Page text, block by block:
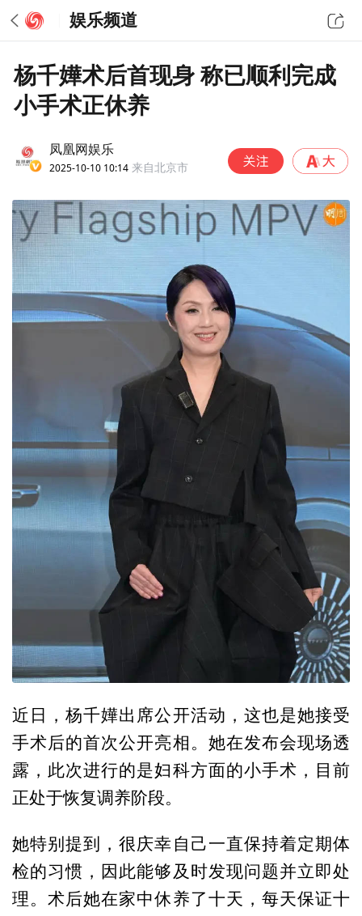
娱乐频道
杨千嬅术后首现身 称已顺利完成
小手术正休养
凤凰网娱乐
2025-10-10 10:14 来自北京市
近日，杨千嬅出席公开活动，这也是她接受
手术后的首次公开亮相。她在发布会现场透
露，此次进行的是妇科方面的小手术，目前
正处于恢复调养阶段。
她特别提到，很庆幸自己一直保持着定期体
检的习惯，因此能够及时发现问题并立即处
理。术后她在家中休养了十天，每天保证十